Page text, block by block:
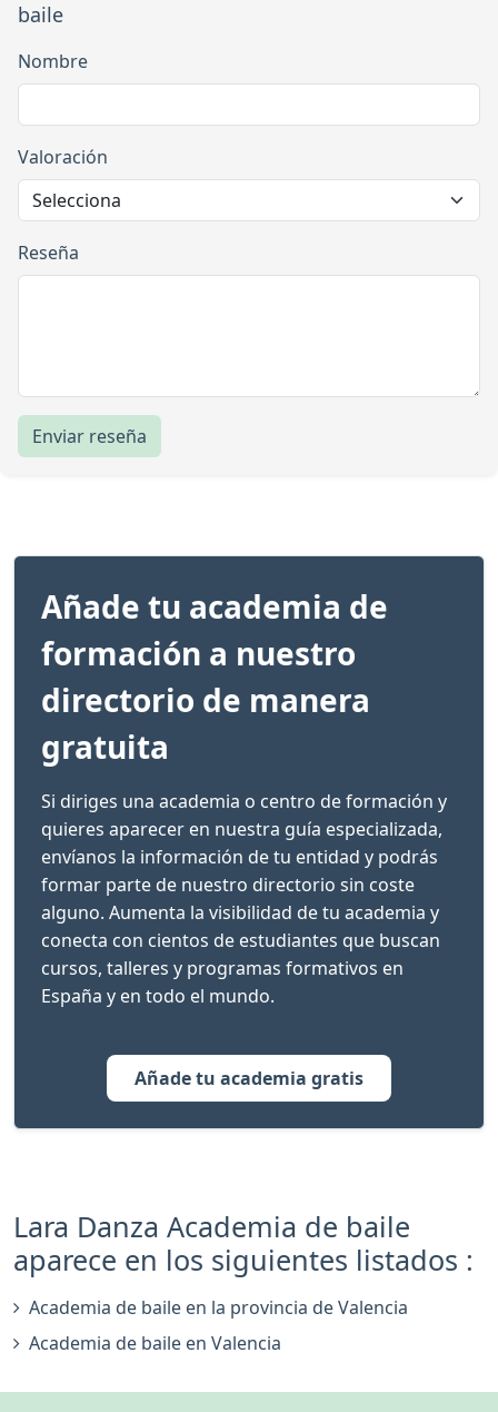
baile
Nombre
Valoración
Reseña
Enviar reseña
Añade tu academia de
formación a nuestro
directorio de manera
gratuita
Si diriges una academia o centro de formación y
quieres aparecer en nuestra guía especializada,
envíanos la información de tu entidad y podrás
formar parte de nuestro directorio sin coste
alguno. Aumenta la visibilidad de tu academia y
conecta con cientos de estudiantes que buscan
cursos, talleres y programas formativos en
España y en todo el mundo.
Añade tu academia gratis
Lara Danza Academia de baile
aparece en los siguientes listados :
Academia de baile en la provincia de Valencia
Academia de baile en Valencia